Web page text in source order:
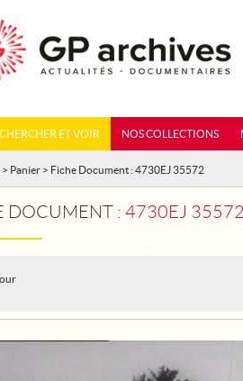
ET VOIR NOS COLLECTIONS
> Panier > Fiche Document : 4730EJ 35572
DOCUMENT : 4730EJ 35572